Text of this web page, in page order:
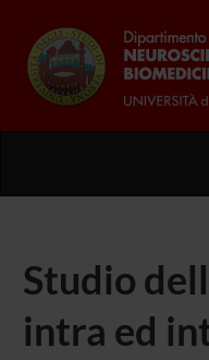
Studio
intra ed